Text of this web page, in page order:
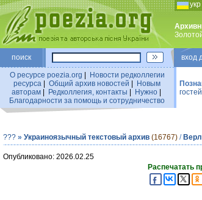
укр
поиск вход
О ресурсе poezia.org
Новости редколлегии
ресурса
Общий архив новостей
Новым
авторам| Редколлегия, контакты Нужно|
Благодарности за помощь и сотрудничество
??? » Украиноязычный текстовый архив (16767) /
Опубликовано: 2026.02.25
Распечатать